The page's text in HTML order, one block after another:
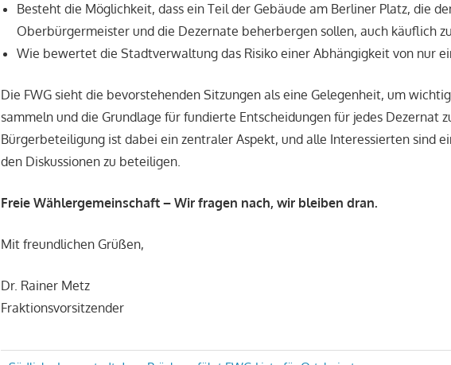
Besteht die Möglichkeit, dass ein Teil der Gebäude am Berliner Platz, die
Oberbürgermeister und die Dezernate beherbergen sollen, auch käuflich
Wie bewertet die Stadtverwaltung das Risiko einer Abhängigkeit von nur
Die FWG sieht die bevorstehenden Sitzungen als eine Gelegenheit, um
sammeln und die Grundlage für fundierte Entscheidungen für jedes Dezernat
Bürgerbeteiligung ist dabei ein zentraler Aspekt, und alle Interessierten sind
den Diskussionen zu beteiligen.
Freie Wählergemeinschaft – Wir fragen nach, wir bleiben dran.
Mit freundlichen Grüßen,
Dr. Rainer Metz
Fraktionsvorsitzender